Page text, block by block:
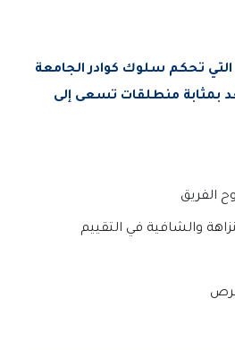
تحكم سلوك كوادر الجامعة
بمثابة منطلقات تسعى إلى
الفريق
والشافية في التقييم